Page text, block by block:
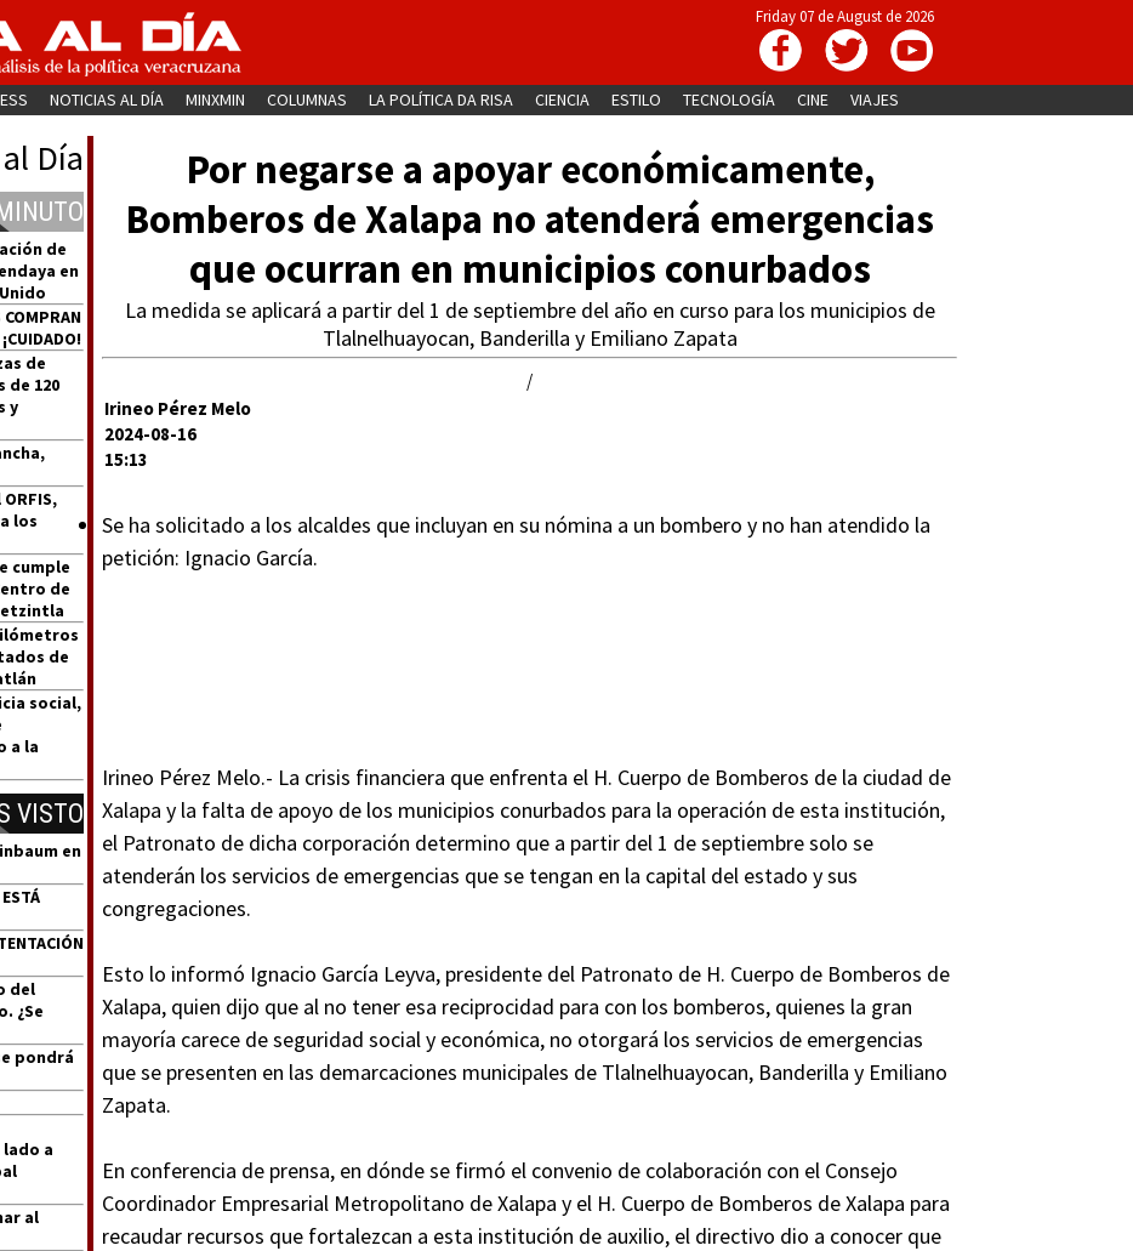
Friday 07 de August de 2026
NOTICIAS AL DÍA MINXMIN COLUMNAS LA POLÍTICA DA RISA CIENCIA ESTILO TECNOLOGÍA CINE VIAJES
Día
de
en
COMPRAN
de
de 120
y
los
cumple
de
de
social,
a la
VISTO
en
del
¿Se
pondrá
lado a
al
Por negarse a apoyar económicamente,
Bomberos de Xalapa no atenderá emergencias
que ocurran en municipios conurbados
La medida se aplicará a partir del 1 de septiembre del año en curso para los municipios de
Tlalnelhuayocan, Banderilla y Emiliano Zapata
/
Irineo Pérez Melo
2024-08-16
15:13
Se ha solicitado a los alcaldes que incluyan en su nómina a un bombero y no han atendido la
petición: Ignacio García.
Irineo Pérez Melo.- La crisis financiera que enfrenta el H. Cuerpo de Bomberos de la ciudad de
Xalapa y la falta de apoyo de los municipios conurbados para la operación de esta institución,
el Patronato de dicha corporación determino que a partir del 1 de septiembre solo se
atenderán los servicios de emergencias que se tengan en la capital del estado y sus
congregaciones.
Esto lo informó Ignacio García Leyva, presidente del Patronato de H. Cuerpo de Bomberos de
Xalapa, quien dijo que al no tener esa reciprocidad para con los bomberos, quienes la gran
mayoría carece de seguridad social y económica, no otorgará los servicios de emergencias
que se presenten en las demarcaciones municipales de Tlalnelhuayocan, Banderilla y Emiliano
Zapata.
En conferencia de prensa, en dónde se firmó el convenio de colaboración con el Consejo
Coordinador Empresarial Metropolitano de Xalapa y el H. Cuerpo de Bomberos de Xalapa para
recaudar recursos que fortalezcan a esta institución de auxilio, el directivo dio a conocer que